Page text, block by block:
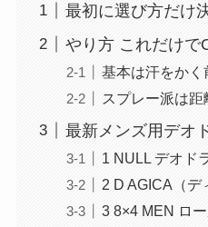
最初に選び方だけ
やり方 これだけで
基本は汗をかく
スプレー派は
最新メンズ用デオ
1 NULL デオド
2 D AGICA（デ
3 8×4 MEN ロ